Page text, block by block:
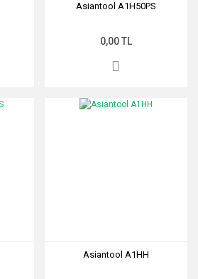
Asiantool A1H50PS
0,00 TL
Asiantool A1HH